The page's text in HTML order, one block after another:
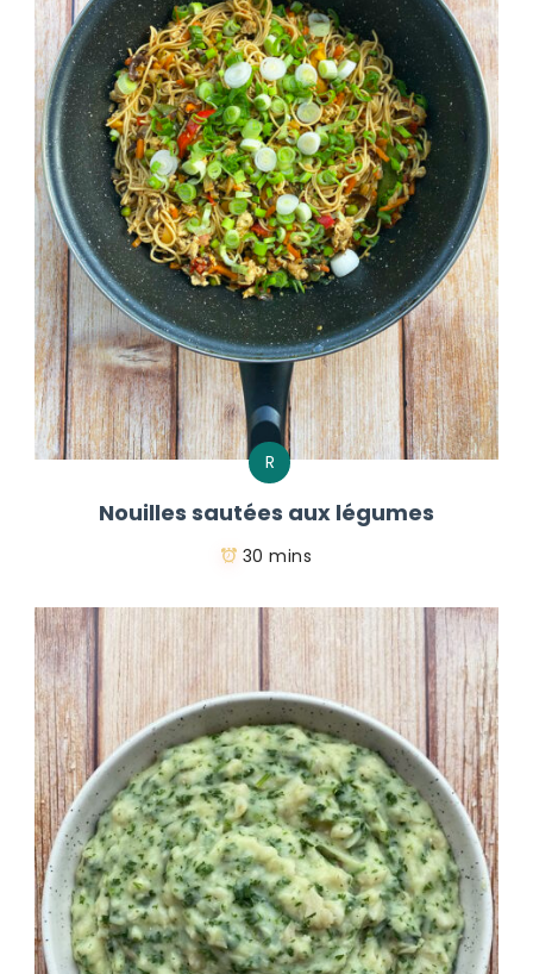
R
Nouilles sautées aux légumes
30 mins